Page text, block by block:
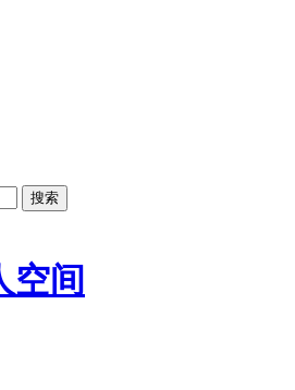
搜索
空间